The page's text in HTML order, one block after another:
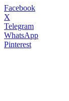
Facebook
X
Telegram
WhatsApp
Pinterest